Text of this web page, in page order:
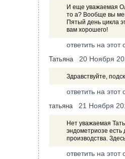
И еще уважаемая
то а? Вообще вы
Пятый день цикла
вам хорошего!
ответить на этот
Татьяна 20 Ноября
Здравствуйте,
ответить на этот
татьяна 21 Ноября
Нет уважаемая
эндометриозе есть
производства.
ответить на этот